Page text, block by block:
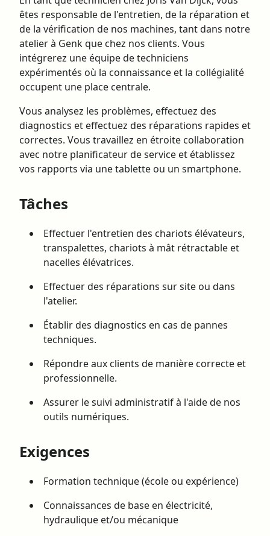
êtes responsable de l'entretien, de la réparation et
de la vérification de nos machines, tant dans notre
atelier à Genk que chez nos clients. Vous
intégrerez une équipe de techniciens
expérimentés où la connaissance et la collégialité
occupent une place centrale.
Vous analysez les problèmes, effectuez des
diagnostics et effectuez des réparations rapides et
correctes. Vous travaillez en étroite collaboration
avec notre planificateur de service et établissez
vos rapports via une tablette ou un smartphone.
Tâches
Effectuer l'entretien des chariots élévateurs,
transpalettes, chariots à mât rétractable et
nacelles élévatrices.
Effectuer des réparations sur site ou dans
l'atelier.
Établir des diagnostics en cas de pannes
techniques.
Répondre aux clients de manière correcte et
professionnelle.
Assurer le suivi administratif à l'aide de nos
outils numériques.
Exigences
Formation technique (école ou expérience)
Connaissances de base en électricité,
hydraulique et/ou mécanique